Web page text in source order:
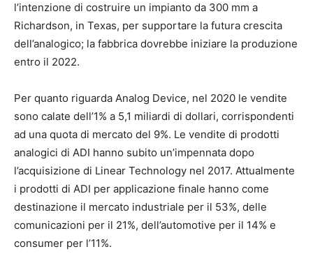
l’intenzione di costruire un impianto da 300 mm a
Richardson, in Texas, per supportare la futura crescita
dell’analogico; la fabbrica dovrebbe iniziare la produzione
entro il 2022.
Per quanto riguarda Analog Device, nel 2020 le vendite
sono calate dell’1% a 5,1 miliardi di dollari, corrispondenti
ad una quota di mercato del 9%. Le vendite di prodotti
analogici di ADI hanno subito un’impennata dopo
l’acquisizione di Linear Technology nel 2017. Attualmente
i prodotti di ADI per applicazione finale hanno come
destinazione il mercato industriale per il 53%, delle
comunicazioni per il 21%, dell’automotive per il 14% e
consumer per l’11%.